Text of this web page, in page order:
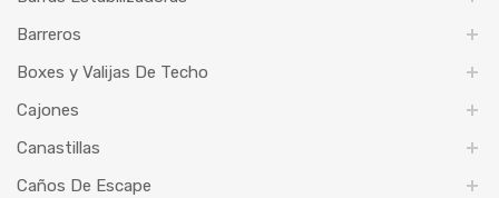
Barreros
Boxes y Valijas De Techo
Cajones
Canastillas
Caños De Escape